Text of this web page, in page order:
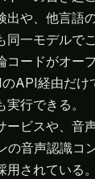
出や、他言語
一モデルでこ
コードがオー
API経由だけ
行できる。
ービスや、音
音声認識コ
されている。